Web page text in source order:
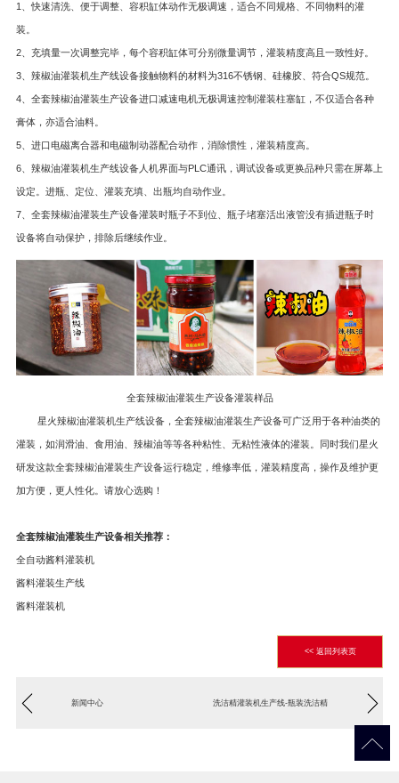
1、快速清洗、便于调整、容积缸体动作无极调速，适合不同规格、不同物料的灌
装。
2、充填量一次调整完毕，每个容积缸体可分别微量调节，灌装精度高且一致性好。
3、辣椒油灌装机生产线设备接触物料的材料为316不锈钢、硅橡胶、符合QS规范。
4、全套辣椒油灌装生产设备进口减速电机无极调速控制灌装柱塞缸，不仅适合各种
膏体，亦适合油料。
5、进口电磁离合器和电磁制动器配合动作，消除惯性，灌装精度高。
6、辣椒油灌装机生产线设备人机界面与PLC通讯，调试设备或更换品种只需在屏幕上
设定。进瓶、定位、灌装充填、出瓶均自动作业。
7、全套辣椒油灌装生产设备灌装时瓶子不到位、瓶子堵塞活出液管没有插进瓶子时
设备将自动保护，排除后继续作业。
全套辣椒油灌装生产设备灌装样品
星火辣椒油灌装机生产线设备，全套辣椒油灌装生产设备可广泛用于各种油类的
灌装，如润滑油、食用油、辣椒油等等各种粘性、无粘性液体的灌装。同时我们星火
研发这款全套辣椒油灌装生产设备运行稳定，维修率低，灌装精度高，操作及维护更
加方便，更人性化。请放心选购！
全套辣椒油灌装生产设备相关推荐：
全自动酱料灌装机
酱料灌装生产线
酱料灌装机
<< 返回列表页
新闻中心 洗洁精灌装机生产线-瓶装洗洁精